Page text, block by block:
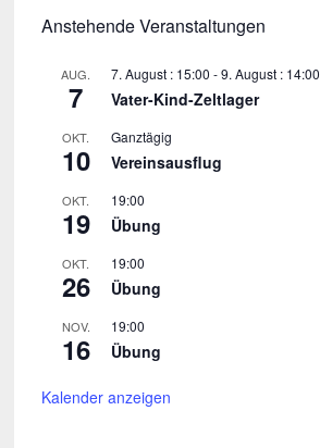
Anstehende Veranstaltungen
AUG.
7
7. August : 15:00 -9. August : 14:00
Vater-Kind-Zeltlager
OKT.
10
Ganztägig
Vereinsausflug
OKT.
19
19:00
Übung
OKT.
26
19:00
Übung
NOV.
16
19:00
Übung
Kalender anzeigen